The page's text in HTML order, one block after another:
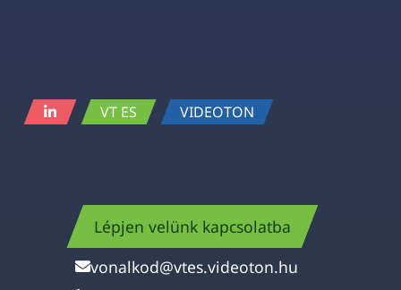
VT ES VIDEOTON
Lépjen velünk kapcsolatba
vonalkod@vtes.videoton.hu